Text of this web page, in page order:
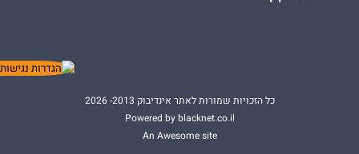
כל הזכויות שמורות לאתר אינדיבוק 2013- 2026
Powered by blacknet.co.il
An Awesome site